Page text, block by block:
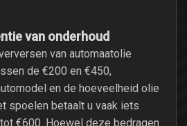
van onderhoud
van automaatolie
de €200 en €450,
en de hoeveelheid olie
spoelen betaalt u vaak iets
€600. Hoewel deze bedragen